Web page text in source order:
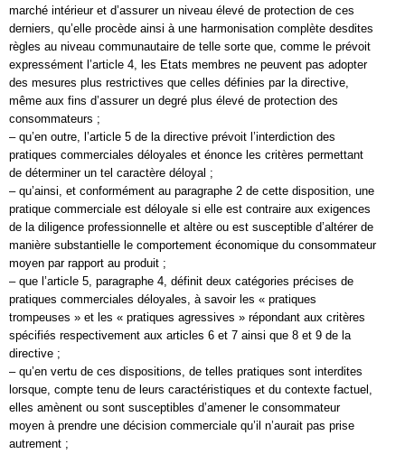
marché intérieur et d’assurer un niveau élevé de protection de ces
derniers, qu’elle procède ainsi à une harmonisation complète desdites
règles au niveau communautaire de telle sorte que, comme le prévoit
expressément l’article 4, les Etats membres ne peuvent pas adopter
des mesures plus restrictives que celles définies par la directive,
même aux fins d’assurer un degré plus élevé de protection des
consommateurs ;
– qu’en outre, l’article 5 de la directive prévoit l’interdiction des
pratiques commerciales déloyales et énonce les critères permettant
de déterminer un tel caractère déloyal ;
– qu’ainsi, et conformément au paragraphe 2 de cette disposition, une
pratique commerciale est déloyale si elle est contraire aux exigences
de la diligence professionnelle et altère ou est susceptible d’altérer de
manière substantielle le comportement économique du consommateur
moyen par rapport au produit ;
– que l’article 5, paragraphe 4, définit deux catégories précises de
pratiques commerciales déloyales, à savoir les « pratiques
trompeuses » et les « pratiques agressives » répondant aux critères
spécifiés respectivement aux articles 6 et 7 ainsi que 8 et 9 de la
directive ;
– qu’en vertu de ces dispositions, de telles pratiques sont interdites
lorsque, compte tenu de leurs caractéristiques et du contexte factuel,
elles amènent ou sont susceptibles d’amener le consommateur
moyen à prendre une décision commerciale qu’il n’aurait pas prise
autrement ;